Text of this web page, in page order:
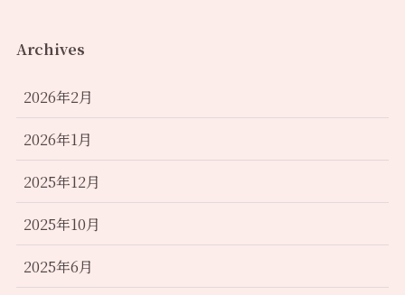
Archives
2026年2月
2026年1月
2025年12月
2025年10月
2025年6月